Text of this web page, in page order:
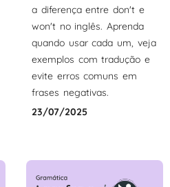
a diferença entre don't e
won't no inglês. Aprenda
quando usar cada um, veja
exemplos com tradução e
evite erros comuns em
frases negativas.
23/07/2025